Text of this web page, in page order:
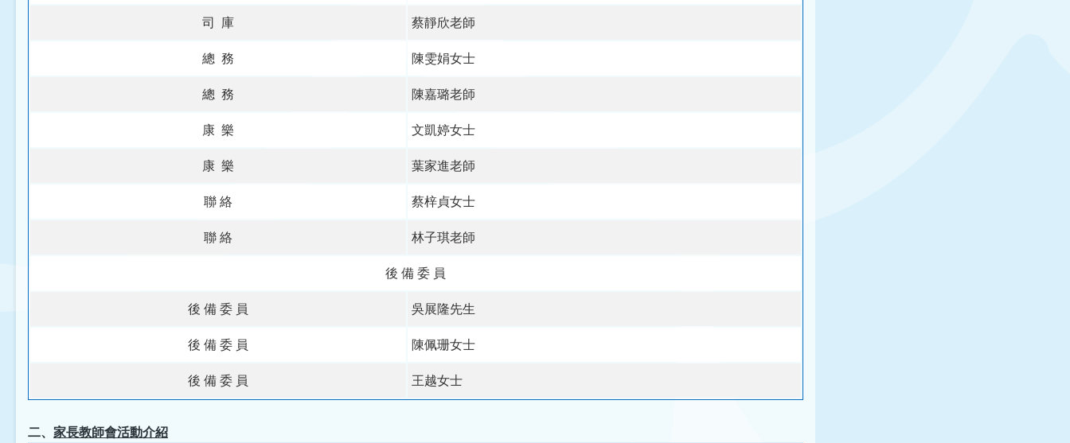
司 庫 蔡靜欣老師
總 務 陳雯娟女士
總 務 陳嘉璐老師
康 樂 文凱婷女士
康 樂 葉家進老師
聯 絡 蔡梓貞女士
聯 絡 林子琪老師
後 備 委 員
後 備 委 員 吳展隆先生
後 備 委 員 陳佩珊女士
後 備 委 員 王越女士
二、 家長教師會活動介紹